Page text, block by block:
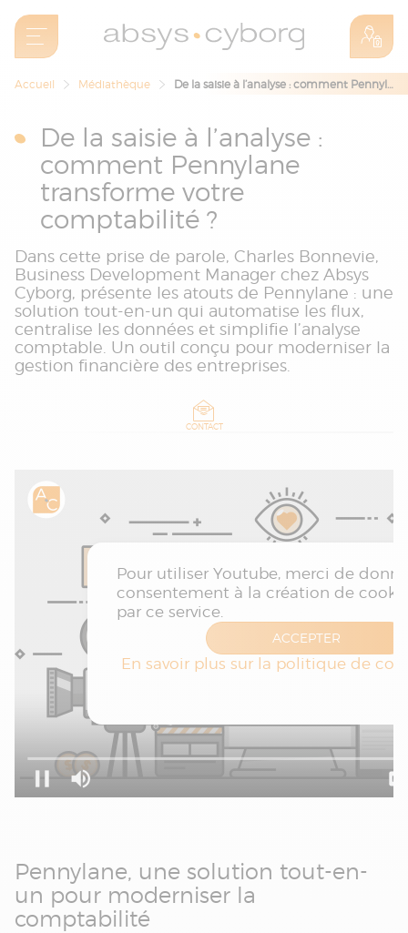
Accueil Médiathèque De la saisie à l’analyse : comment Pennylane transforme votre comptabilité ?
De la saisie à l’analyse :
comment Pennylane
transforme votre
comptabilité ?
Dans cette prise de parole, Charles Bonnevie,
Business Development Manager chez Absys
Cyborg, présente les atouts de Pennylane : une
solution tout-en-un qui automatise les flux,
centralise les données et simplifie l’analyse
comptable. Un outil conçu pour moderniser la
gestion financière des entreprises.
CONTACT
Pennylane, une solution tout-en-
un pour moderniser la
comptabilité